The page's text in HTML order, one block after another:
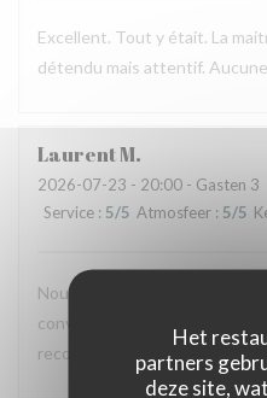
Het
partners
deze site,
Excellent. Tout y était. La
détendu mais attentif.
LaurentM
2026-07-23 - 20:00 - Gasten 3
Service : 5/5 Atmosfeer : 5/5
Nouvelle expérience hier, et
convaincant : plats
recommande vivement !